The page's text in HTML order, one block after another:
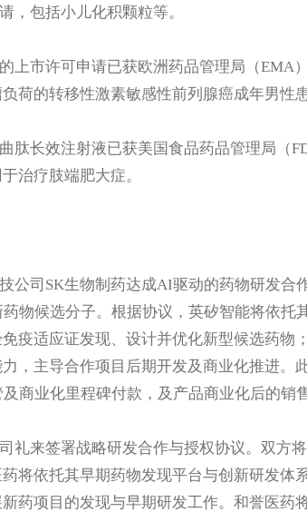
，包括小儿化积颗粒等。
上市许可申请已获欧洲药品管理局（EMA
荷的转移性激素敏感性前列腺癌成年男性患
肽长效注射液已获美国食品药品管理局（
治疗肢端肥大症。
公司SK生物制药达成AI驱动的药物研发合
物候选分子。根据协议，英矽智能将依托
疫适应证发现、设计并优化新型候选药物
，主导合作项目后期开发及商业化推进。
商业化里程碑付款，及产品商业化后的销
礼来签署战略研发合作与授权协议。双方
将依托其早期药物发现平台与创新研发体
药项目的发现与早期研发工作。和誉医药